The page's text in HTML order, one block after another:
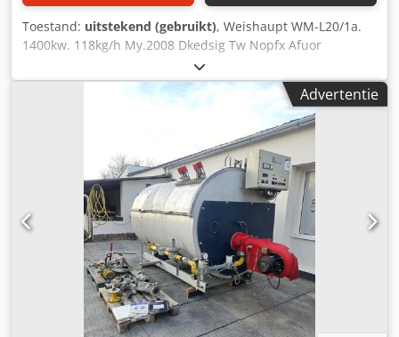
Toestand: uitstekend (gebruikt), Weishaupt WM-L20/1a.
1400kw. 118kg/h My.2008 Dkedsig Tw Nopfx Afuor
Advertentie